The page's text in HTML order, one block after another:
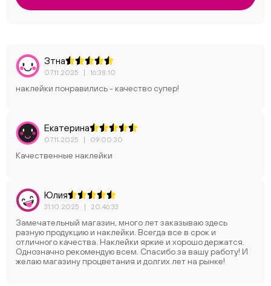
Зтна
07.11.2025 | 16:38:10
наклейки понравились - качество супер!
Екатерина
07.11.2025 | 09:00:30
Качественные наклейки
Юлия
31.10.2025 | 20:46:33
Замечательный магазин, много лет заказываю здесь
разную продукцию и наклейки. Всегда все в срок и
отличного качества. Наклейки яркие и хорошо держатся.
Однозначно рекомендую всем. Спасибо за вашу работу! И
желаю магазину процветания и долгих лет на рынке!